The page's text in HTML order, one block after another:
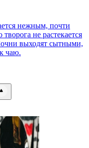
нежным, почти
не растекается
выходят сытными,
чаю.